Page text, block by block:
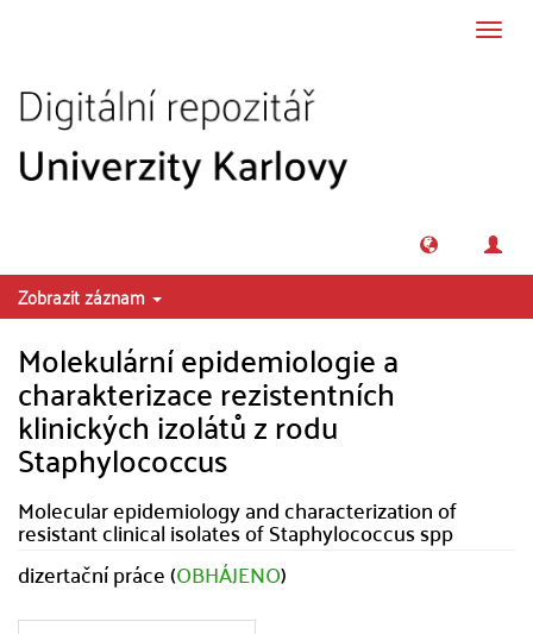
Zobrazit záznam
Molekulární epidemiologie a
charakterizace rezistentních
klinických izolátů z rodu
Staphylococcus
Molecular epidemiology and characterization of
resistant clinical isolates of Staphylococcus spp
dizertační práce (OBHÁJENO)